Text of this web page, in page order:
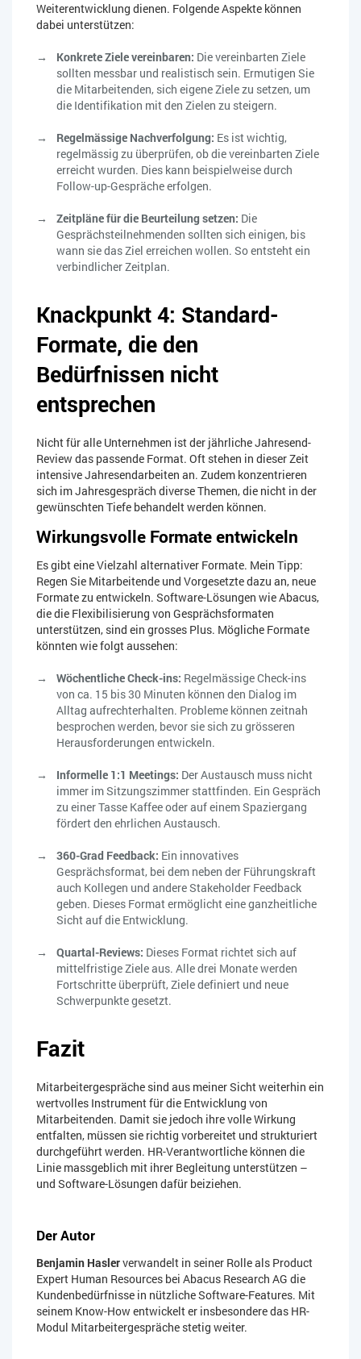
Weiterentwicklung dienen. Folgende Aspekte können
dabei unterstützen:
Konkrete Ziele vereinbaren: Die vereinbarten Ziele
sollten messbar und realistisch sein. Ermutigen Sie
die Mitarbeitenden, sich eigene Ziele zu setzen, um
die Identifikation mit den Zielen zu steigern.
Regelmässige Nachverfolgung: Es ist wichtig,
regelmässig zu überprüfen, ob die vereinbarten Ziele
erreicht wurden. Dies kann beispielweise durch
Follow-up-Gespräche erfolgen.
Zeitpläne für die Beurteilung setzen: Die
Gesprächsteilnehmenden sollten sich einigen, bis
wann sie das Ziel erreichen wollen. So entsteht ein
verbindlicher Zeitplan.
Knackpunkt 4: Standard-
Formate, die den
Bedürfnissen nicht
entsprechen
Nicht für alle Unternehmen ist der jährliche Jahresend-
Review das passende Format. Oft stehen in dieser Zeit
intensive Jahresendarbeiten an. Zudem konzentrieren
sich im Jahresgespräch diverse Themen, die nicht in der
gewünschten Tiefe behandelt werden können.
Wirkungsvolle Formate entwickeln
Es gibt eine Vielzahl alternativer Formate. Mein Tipp:
Regen Sie Mitarbeitende und Vorgesetzte dazu an, neue
Formate zu entwickeln. Software-Lösungen wie Abacus,
die die Flexibilisierung von Gesprächsformaten
unterstützen, sind ein grosses Plus. Mögliche Formate
könnten wie folgt aussehen:
Wöchentliche Check-ins: Regelmässige Check-ins
von ca. 15 bis 30 Minuten können den Dialog im
Alltag aufrechterhalten. Probleme können zeitnah
besprochen werden, bevor sie sich zu grösseren
Herausforderungen entwickeln.
Informelle 1:1 Meetings: Der Austausch muss nicht
immer im Sitzungszimmer stattfinden. Ein Gespräch
zu einer Tasse Kaffee oder auf einem Spaziergang
fördert den ehrlichen Austausch.
360-Grad Feedback: Ein innovatives
Gesprächsformat, bei dem neben der Führungskraft
auch Kollegen und andere Stakeholder Feedback
geben. Dieses Format ermöglicht eine ganzheitliche
Sicht auf die Entwicklung.
Quartal-Reviews: Dieses Format richtet sich auf
mittelfristige Ziele aus. Alle drei Monate werden
Fortschritte überprüft, Ziele definiert und neue
Schwerpunkte gesetzt.
Fazit
Mitarbeitergespräche sind aus meiner Sicht weiterhin ein
wertvolles Instrument für die Entwicklung von
Mitarbeitenden. Damit sie jedoch ihre volle Wirkung
entfalten, müssen sie richtig vorbereitet und strukturiert
durchgeführt werden. HR-Verantwortliche können die
Linie massgeblich mit ihrer Begleitung unterstützen –
und Software-Lösungen dafür beiziehen.
Der Autor
Benjamin Haslerverwandelt in seiner Rolle als Product
Expert Human Resources bei Abacus Research AG die
Kundenbedürfnisse in nützliche Software-Features. Mit
seinem Know-How entwickelt er insbesondere das HR-
Modul Mitarbeitergespräche stetig weiter.